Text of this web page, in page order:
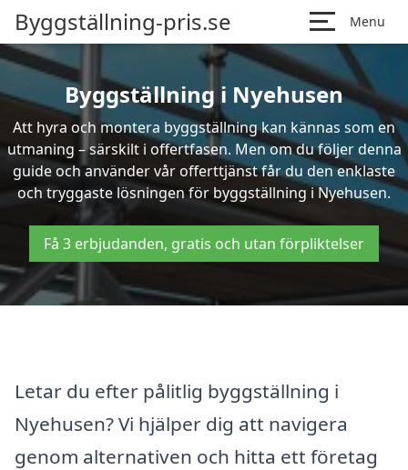
Byggställning-pris.se Menu
Byggställning i Nyehusen
Att hyra och montera byggställning kan kännas som en
utmaning – särskilt i offertfasen. Men om du följer denna
guide och använder vår offerttjänst får du den enklaste
och tryggaste lösningen för byggställning i Nyehusen.
Få 3 erbjudanden, gratis och utan förpliktelser
Letar du efter pålitlig byggställning i
Nyehusen? Vi hjälper dig att navigera
genom alternativen och hitta ett företag